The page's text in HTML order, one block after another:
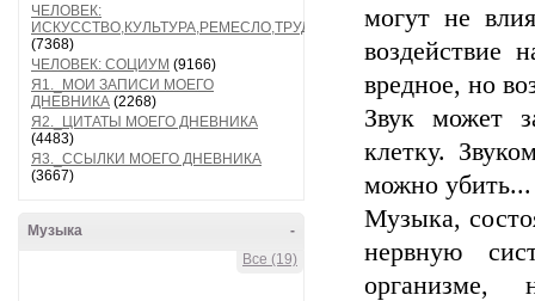
ЧЕЛОВЕК:
ИСКУССТВО,КУЛЬТУРА,РЕМЕСЛО,ТРУД
(7368)
ЧЕЛОВЕК: СОЦИУМ (9166)
Я1._МОИ ЗАПИСИ МОЕГО
ДНЕВНИКА (2268)
Я2._ЦИТАТЫ МОЕГО ДНЕВНИКА
(4483)
Я3._ССЫЛКИ МОЕГО ДНЕВНИКА
(3667)
-
Музыка
Все (19)
могут не
воздействие
вредное, но
Звук может
клетку.
можно убить...
Музыка,
нервную
организме,